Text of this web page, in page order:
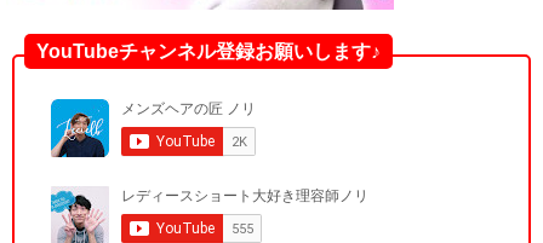
YouTubeチャンネル登録お願いします♪